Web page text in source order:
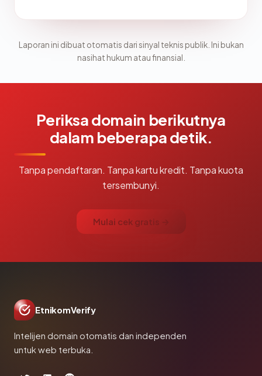
Laporan ini dibuat otomatis dari sinyal teknis publik. Ini bukan
nasihat hukum atau finansial.
Periksa domain berikutnya
dalam beberapa detik.
Tanpa pendaftaran. Tanpa kartu kredit. Tanpa kuota
tersembunyi.
Mulai cek gratis →
EtnikomVerify
Intelijen domain otomatis dan independen
untuk web terbuka.